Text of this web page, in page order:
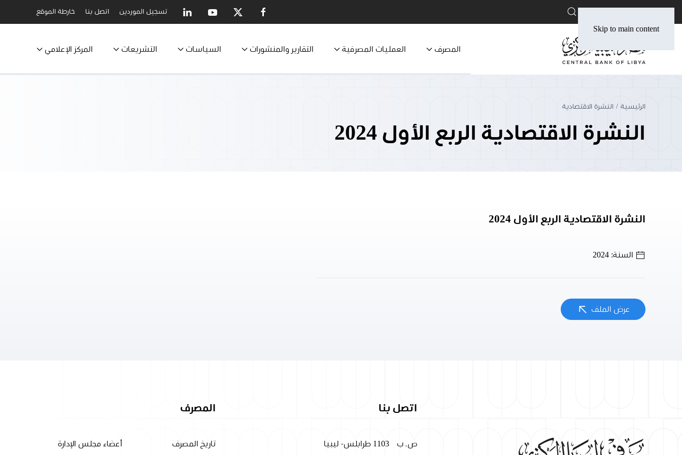
Skip to main content
تسجيل الموردين اتصل بنا خارطة الموقع
المصرف العمليات المصرفية التقارير والمنشورات السياسات التشريعات المركز الإعلامي
الرئيسية النشرة الاقتصادية
النشرة الاقتصادية الربع الأول 2024
النشرة الاقتصادية الربع الأول 2024
السنة: 2024
عرض الملف
اتصل بنا
ص. ب 1103 طرابلس- ليبيا
المصرف
تاريخ المصرف أعضاء مجلس الإدارة